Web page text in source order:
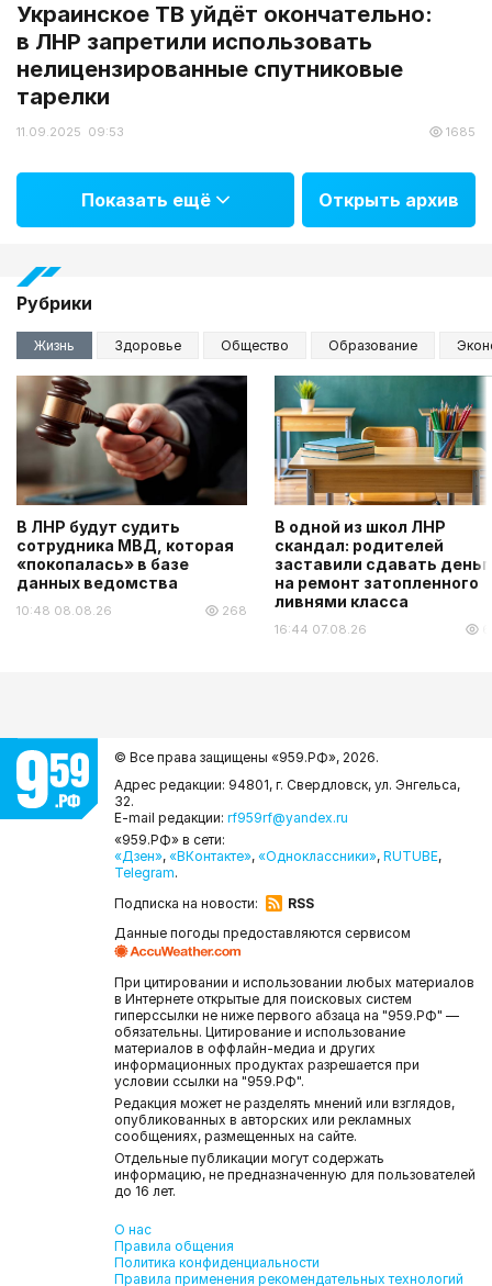
Украинское ТВ уйдёт окончательно:
в ЛНР запретили использовать
нелицензированные спутниковые
тарелки
11.09.2025 09:53 1685
Показать ещё Открыть архив
Рубрики
Жизнь Здоровье Общество Образование
В ЛНР будут судить
сотрудника МВД, которая
«покопалась» в базе
данных ведомства
10:48 08.08.26 268
В одной из школ ЛНР
скандал: родителей
заставили сдавать
на ремонт затопленного
ливнями класса
16:44 07.08.26
© Все права защищены «959.РФ», 2026.
Адрес редакции: 94801, г. Свердловск, ул. Энгельса,
32.
E-mail редакции: rf959rf@yandex.ru
«959.РФ» в сети:
«Дзен», «ВКонтакте», «Одноклассники», RUTUBE,
Telegram.
Подписка на новости:
RSS
Данные погоды предоставляются сервисом
При цитировании и использовании любых материалов
в Интернете открытые для поисковых систем
гиперссылки не ниже первого абзаца на "959.РФ" —
обязательны. Цитирование и использование
материалов в оффлайн-медиа и других
информационных продуктах разрешается при
условии ссылки на "959.РФ".
Редакция может не разделять мнений или взглядов,
опубликованных в авторских или рекламных
сообщениях, размещенных на сайте.
Отдельные публикации могут содержать
информацию, не предназначенную для пользователей
до 16 лет.
О нас
Правила общения
Политика конфиденциальности
Правила применения рекомендательных технологий